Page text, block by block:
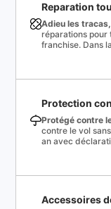
Reparation
Adieu les
réparations pour
franchise. Dans
Protection
Protégé contre
contre le vol
an avec
Accessoires